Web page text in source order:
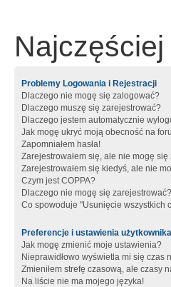
Problemy Logowania i Rejestracji
Dlaczego nie mogę się zalogować?
Dlaczego muszę się zarejestrować?
Dlaczego jestem automatycznie
Jak mogę ukryć moją obecność na
Zapomniałem hasła!
Zarejestrowałem się, ale nie mogę
Zarejestrowałem się kiedyś, ale nie
Czym jest COPPA?
Dlaczego nie mogę się zarejestrować?
Co spowoduje "Usunięcie wszystkich
Preferencje i ustawienia użytkownika
Jak mogę zmienić moje ustawienia?
Nieprawidłowo wyświetla mi się czas
Zmieniłem strefę czasową, ale czasy
Na liście nie ma mojego języka!